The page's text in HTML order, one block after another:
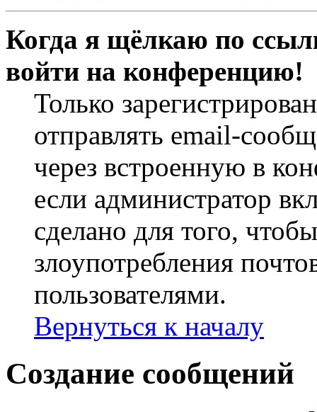
Когда я щёлкаю по
войти на конференцию!
Только
отправлять email-
через встроенную в
если администратор
сделано для того,
злоупотребления
пользователями.
Вернуться к началу
Создание сообщений